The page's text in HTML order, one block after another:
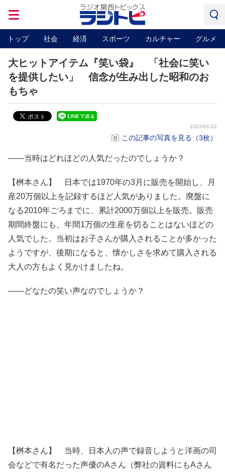
トップ 社会 経済 スポーツ カルチャー グルメ
大ヒットアイテム『笑い袋』 「社会に笑い
を提供したい」 信念が生み出した昭和のお
もちゃ
2023/01/12
この記事の写真を見る（3枚）
――当時はどれほどの人気だったのでしょうか？
【桝本さん】 日本では1970年の3月に販売を開始し、月
産20万個以上を記録するほど人気がありました。廃盤に
なる2010年ごろまでに、累計2000万個以上を販売。販売
期間終盤にも、年間1万個の生産を切ることはないほどの
人気でした。当初はお子さんが購入されることが多かった
ようですが、後期になると、懐かしさを求めて購入される
大人の方もよく見かけましたね。
――どなたの笑い声なのでしょうか？
【桝本さん】 当時、日本人の声で録音しようと洋画の司
会などで有名だった声優のAさん（弊社の資料にもAさん